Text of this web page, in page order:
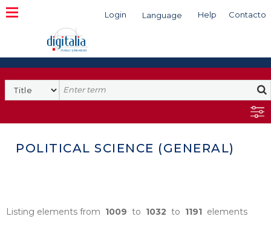
Login Language Help Contacto
Search
POLITICAL SCIENCE (GENERAL)
Listing elements from 1009 to 1032 to 1191 elements